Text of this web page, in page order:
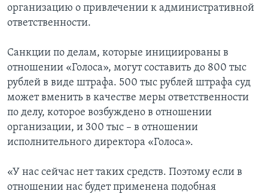
организацию о привлечении к административной
ответственности.
Санкции по делам, которые инициированы в
отношении «Голоса», могут составить до 800 тыс
рублей в виде штрафа. 500 тыс рублей штрафа суд
может вменить в качестве меры ответственности
по делу, которое возбуждено в отношении
организации, и 300 тыс – в отношении
исполнительного директора «Голоса».
«У нас сейчас нет таких средств. Поэтому если в
отношении нас будет применена подобная